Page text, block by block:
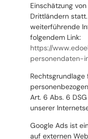
Einschätzung
Drittländern
weiterführende
folgendem Link:
https://
personendaten-
Art. 6 Abs. 6
unserer
Google Ads ist
auf externen